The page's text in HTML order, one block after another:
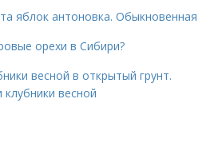
яблок антоновка. Обыкновенная
орехи в Сибири?
весной в открытый грунт.
весной